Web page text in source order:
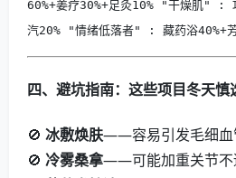
60%+姜疗30%+足灸10% "干燥肌" :
汽20% "情绪低落者" : 藏药浴40%+芳
四、避坑指南：这些项目冬天慎
🚫 冰敷焕肤——容易引发毛细血
🚫 冷雾桑拿——可能加重关节不